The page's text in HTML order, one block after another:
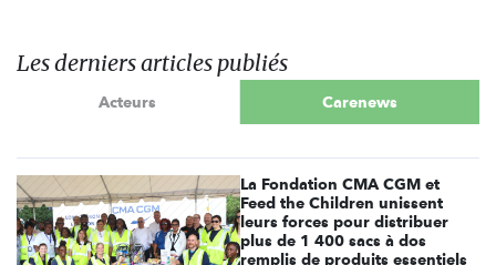
Les derniers articles publiés
Acteurs Carenews
La Fondation CMA CGM et
Feed the Children unissent
leurs forces pour distribuer
plus de 1 400 sacs à dos
remplis de produits essentiels